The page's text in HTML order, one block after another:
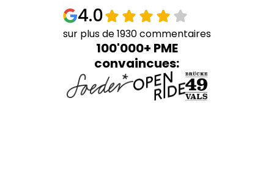
4.0
sur plus de 1930 commentaires
100'000+ PME
convaincues: